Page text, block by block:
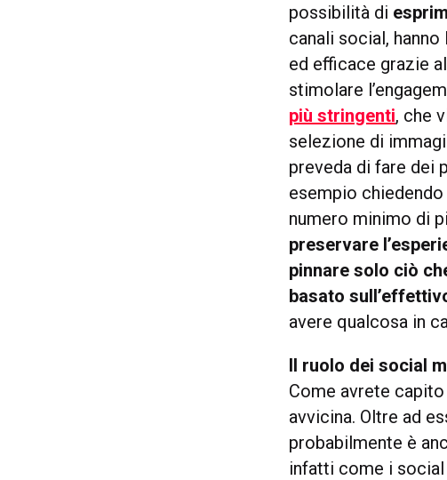
possibilità di
canali social,
ed efficace grazie
stimolare
più stringenti, che
selezione di
preveda di fare dei
esempio
numero minimo di
preservare
pinnare solo ciò
basato
avere qualcosa in
Il ruolo dei social
Come avrete
avvicina. Oltre ad
probabilmente è
infatti come i social